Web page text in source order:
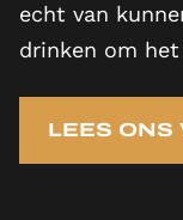
echt van
drinken om
LEES ONS